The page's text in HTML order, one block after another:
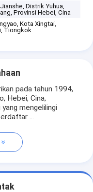
Distrik Yuhua,
Provinsi Hebei, Cina
Kota Xingtai,
Tiongkok
pada tahun 1994,
Hebei, Cina,
mengelilingi
...